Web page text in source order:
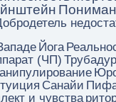
Йога
(ЧП)
Санайи
и чувства